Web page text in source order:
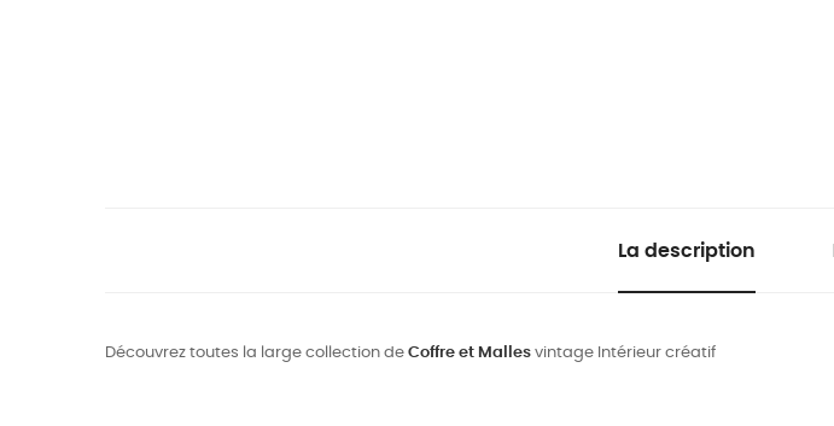
La description
Découvrez toutes la large collection de Coffre et Malles vintage Intérieur créatif